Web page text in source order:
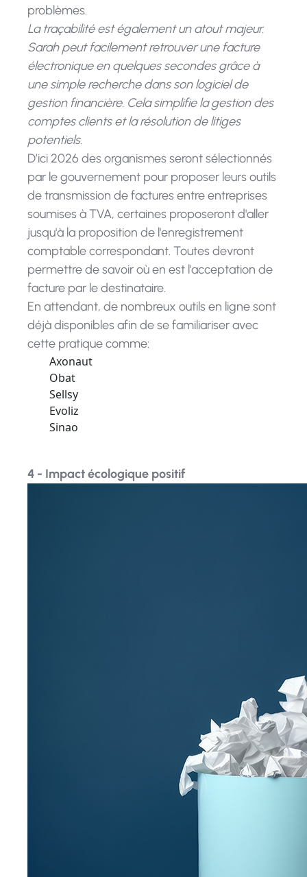
problèmes.
La traçabilité est également un atout majeur.
Sarah peut facilement retrouver une facture
électronique en quelques secondes grâce à
une simple recherche dans son logiciel de
gestion financière. Cela simplifie la gestion des
comptes clients et la résolution de litiges
potentiels.
D’ici 2026 des organismes seront sélectionnés
par le gouvernement pour proposer leurs outils
de transmission de factures entre entreprises
soumises à TVA, certaines proposeront d'aller
jusqu'à la proposition de l'enregistrement
comptable correspondant. Toutes devront
permettre de savoir où en est l'acceptation de
facture par le destinataire.
En attendant, de nombreux outils en ligne sont
déjà disponibles afin de se familiariser avec
cette pratique comme:
Axonaut
Obat
Sellsy
Evoliz
Sinao
4 - Impact écologique positif